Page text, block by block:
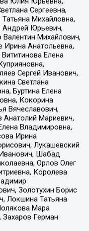
Сергеевна,
Михайловна,
Андрей Юрьевич,
Михайлович,
Ирина Анатольевна,
Елена
Сергей Иванович,
Светлана
Буртина Елена
Кокорина
Вячеславович,
Анатолий Мариевич,
Владимировна,
Ирина
Лукашевский
Шабад
Орлов Олег
Королева
Золотухин Борис
Локшина Татьяна
Мара
Герман